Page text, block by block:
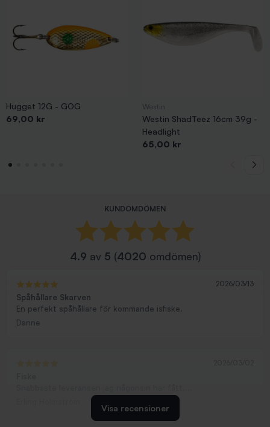
Hugget 12G - GOG
Pris
69,00 kr
Westin ShadTeez 16cm 39g -
Headlight
Pris
65,00 kr
KUNDOMDÖMEN
4.9 av 5 (4020 omdömen)
2026/03/13
Spåhållare Skarven
En perfekt spåhållare för kommande isfiske.
Danne
Visa recensioner